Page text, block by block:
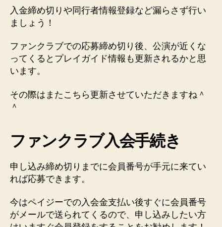
入金締め切りや同行者情報登録など漏らさず行い
ましょう！
ファンクラブでの応募締め切り後、公演が近くな
ってくると プレイガイド情報 も更新されるかと思
います。
その際はまたこちら更新させていただきますね＾
＾
ファンクラブ入会手続き
申し込み締め切りまでに会員番号が手元に来てい
れば応募できます。
今はペイジーでの入会金支払い後すぐに会員番号
がメールで送られてくるので、申し込みしたい方